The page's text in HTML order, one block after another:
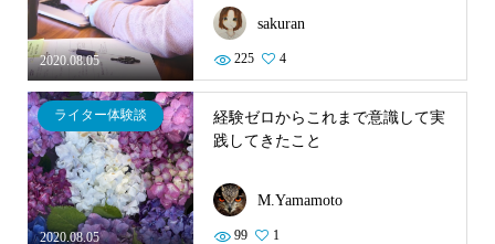
2020.08.05
sakuran
225 4
2020.08.05
ライター体験談
経験ゼロからこれまで意識して実
践してきたこと
M.Yamamoto
99 1